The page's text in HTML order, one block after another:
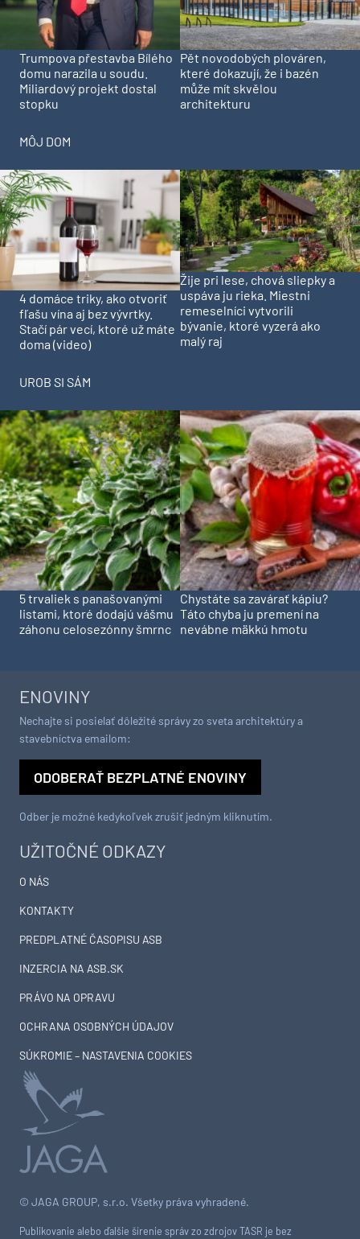
Trumpova přestavba Bílého
domu narazila u soudu.
Miliardový projekt dostal
stopku
Pět novodobých plováren,
které dokazují, že i bazén
může mít skvělou
architekturu
MÔJ DOM
4 domáce triky, ako otvoriť
fľašu vína aj bez vývrtky.
Stačí pár vecí, ktoré už máte
doma (video)
Žije pri lese, chová sliepky a
uspáva ju rieka. Miestni
remeselníci vytvorili
bývanie, ktoré vyzerá ako
malý raj
UROB SI SÁM
5 trvaliek s panašovanými
listami, ktoré dodajú vášmu
záhonu celosezónny šmrnc
Chystáte sa zavárať kápiu?
Táto chyba ju premení na
nevábne mäkkú hmotu
© JAGA GROUP, s.r.o. Všetky práva vyhradené.
Publikovanie alebo ďalšie šírenie správ zo zdrojov TASR je bez
UŽITOČNÉ ODKAZY
O NÁS
KONTAKTY
PREDPLATNÉ ČASOPISU ASB
INZERCIA NA ASB.SK
PRÁVO NA OPRAVU
OCHRANA OSOBNÝCH ÚDAJOV
SÚKROMIE – NASTAVENIA COOKIES
ENOVINY
Nechajte si posielať dôležité správy zo sveta architektúry a
stavebníctva emailom:
ODOBERAŤ BEZPLATNÉ ENOVINY
Odber je možné kedykoľvek zrušiť jedným kliknutím.